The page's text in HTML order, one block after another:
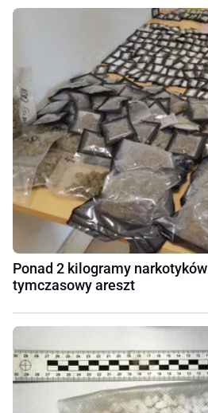
Ponad 2 kilogramy
tymczasowy areszt